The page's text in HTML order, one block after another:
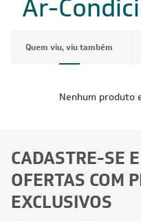
Ar-
Quem viu, viu também
Nenhum produto
CADASTRE-SE
OFERTAS COM
EXCLUSIVOS